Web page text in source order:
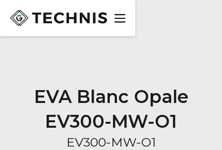
EVA Blanc Opale
EV300-MW-O1
EV300-MW-O1